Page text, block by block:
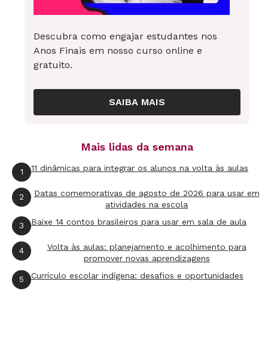
Descubra como engajar estudantes nos
Anos Finais em nosso curso online e
gratuito.
SAIBA MAIS
Mais lidas da semana
1 11 dinâmicas para integrar os alunos na volta às aulas
2
Datas comemorativas de agosto de 2026 para usar em
atividades na escola
3 Baixe 14 contos brasileiros para usar em sala de aula
4
Volta às aulas: planejamento e acolhimento para
promover novas aprendizagens
5 Currículo escolar indígena: desafios e oportunidades